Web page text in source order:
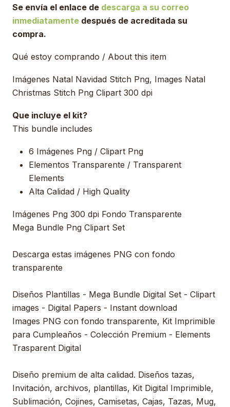
Se envía el enlace de descarga a su correo
inmediatamente después de acreditada su
compra.
Qué estoy comprando / About this item
Imágenes Natal Navidad Stitch Png, Images Natal
Christmas Stitch Png Clipart 300 dpi
Que incluye el kit?
This bundle includes
6 Imágenes Png / Clipart Png
Elementos Transparente / Transparent
Elements
Alta Calidad / High Quality
Imágenes Png 300 dpi Fondo Transparente
Mega Bundle Png Clipart Set
Descarga estas imágenes PNG con fondo
transparente
Diseños Plantillas - Mega Bundle Digital Set - Clipart
images - Digital Papers - Instant download
Images PNG con fondo transparente, Kit Imprimible
para Cumpleaños - Colección Premium - Elements
Trasparent Digital
Diseño premium de alta calidad. Diseños tazas,
Invitación, archivos, plantillas, Kit Digital Imprimible,
Sublimación, Cojines, Camisetas, Cajas, Tazas, Mug,